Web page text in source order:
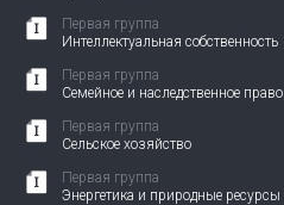
Первая группа
Интеллектуальная собственность
Первая группа
Семейное и наследственное право
Первая группа
Сельское хозяйство
Первая группа
Энергетика и природные ресурсы